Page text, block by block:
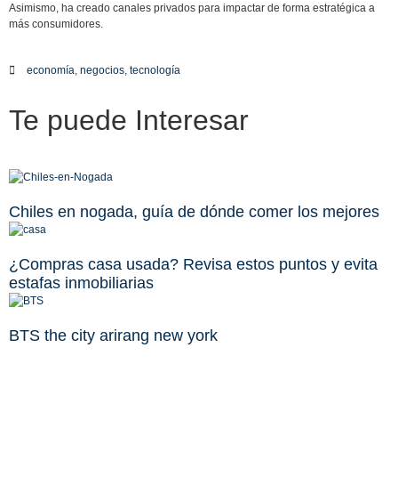
Asimismo, ha creado canales privados para impactar de forma estratégica a
más consumidores.
economía, negocios, tecnología
Te puede Interesar
Chiles en nogada, guía de dónde comer los mejores
¿Compras casa usada? Revisa estos puntos y evita
estafas inmobiliarias
BTS the city arirang new york